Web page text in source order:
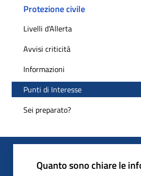
Protezione civile
Livelli d'Allerta
Avvisi criticità
Informazioni
Punti di Interesse
Sei preparato?
Quanto sono chiare le